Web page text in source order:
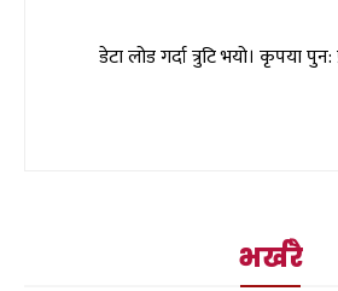
डेटा लोड गर्दा त्रुटि भयो। कृपया पुन:
भर्खरै